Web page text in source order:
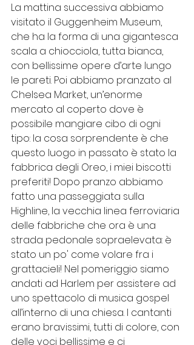
La mattina successiva abbiamo
visitato il Guggenheim Museum,
che ha la forma di una gigantesca
scala a chiocciola, tutta bianca,
con bellissime opere d’arte lungo
le pareti. Poi abbiamo pranzato al
Chelsea Market, un’enorme
mercato al coperto dove è
possibile mangiare cibo di ogni
tipo: la cosa sorprendente è che
questo luogo in passato è stato la
fabbrica degli Oreo, i miei biscotti
preferiti! Dopo pranzo abbiamo
fatto una passeggiata sulla
Highline, la vecchia linea ferroviaria
delle fabbriche che ora è una
strada pedonale sopraelevata: è
stato un po' come volare fra i
grattacieli! Nel pomeriggio siamo
andati ad Harlem per assistere ad
uno spettacolo di musica gospel
all’interno di una chiesa. I cantanti
erano bravissimi, tutti di colore, con
delle voci bellissime e ci